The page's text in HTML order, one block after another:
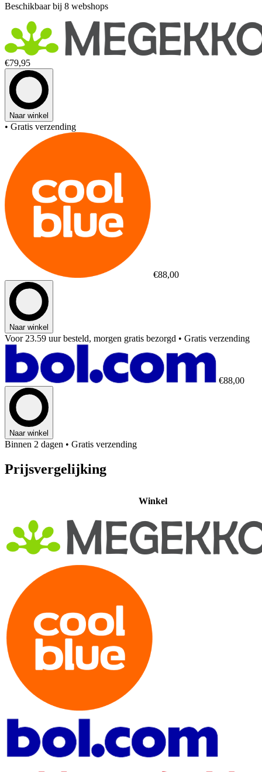
Beschikbaar bij 8 webshops
€79,95
Naar winkel
• Gratis verzending
€88,00
Naar winkel
Voor 23.59 uur besteld, morgen gratis bezorgd • Gratis verzending
€88,00
Naar winkel
Binnen 2 dagen • Gratis verzending
Prijsvergelijking
Winkel